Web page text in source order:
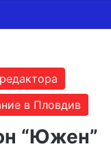
в Пловдив
“Южен”